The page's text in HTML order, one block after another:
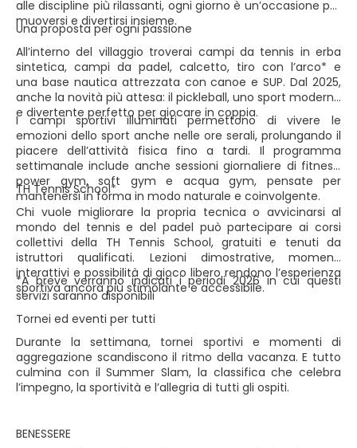
alle discipline più rilassanti, ogni giorno è un’occasione per
muoversi e divertirsi insieme.
Una proposta per ogni passione
All’interno del villaggio troverai campi da tennis in erba
sintetica, campi da padel, calcetto, tiro con l’arco* e
una base nautica attrezzata con canoe e SUP. Dal 2025,
anche la novità più attesa: il pickleball, uno sport moderno
e divertente perfetto per giocare in coppia.
I campi sportivi illuminati permettono di vivere le
emozioni dello sport anche nelle ore serali, prolungando il
piacere dell’attività fisica fino a tardi. Il programma
settimanale include anche sessioni giornaliere di fitness,
power gym, soft gym e acqua gym, pensate per
mantenersi in forma in modo naturale e coinvolgente.
TH Tennis School*
Chi vuole migliorare la propria tecnica o avvicinarsi al
mondo del tennis e del padel può partecipare ai corsi
collettivi della TH Tennis School, gratuiti e tenuti da
istruttori qualificati. Lezioni dimostrative, momenti
interattivi e possibilità di gioco libero rendono l’esperienza
sportiva ancora più stimolante e accessibile.
*A breve verranno indicati i periodi 2026 in cui questi
servizi saranno disponibili
Tornei ed eventi per tutti
Durante la settimana, tornei sportivi e momenti di
aggregazione scandiscono il ritmo della vacanza. E tutto
culmina con il Summer Slam, la classifica che celebra
l’impegno, la sportività e l’allegria di tutti gli ospiti.
BENESSERE